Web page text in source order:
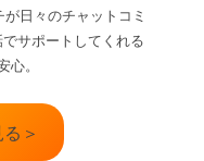
日々のチャットコミ
サポートしてくれる
心。
＞